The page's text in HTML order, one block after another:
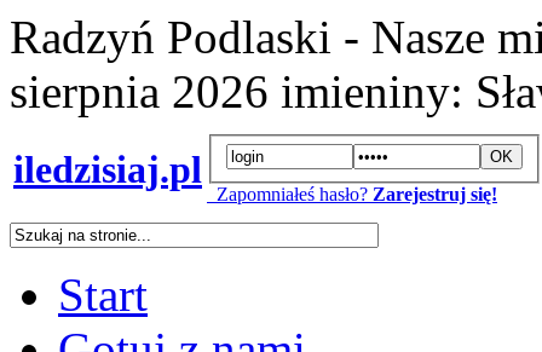
Radzyń Podlaski - Nasze
sierpnia 2026 imieniny:
iledzisiaj.pl
Zapomniałeś hasło? Zarejestruj się!
Start